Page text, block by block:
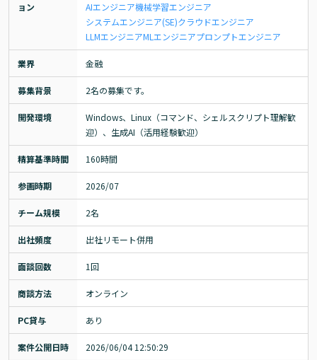
ョン
AIエンジニア機械学習エンジニア
システムエンジニア(SE)クラウドエンジニア
LLMエンジニアMLエンジニアプロンプトエンジニア
業界 金融
募集背景 2名の募集です。
開発環境
Windows、Linux（コマンド、シェルスクリプト理解歓
迎）、生成AI（活用経験歓迎）
精算基準時間 160時間
参画時期 2026/07
チーム規模 2名
出社頻度 出社リモート併用
面談回数 1回
商談方法 オンライン
PC貸与 あり
案件公開日時 2026/06/04 12:50:29